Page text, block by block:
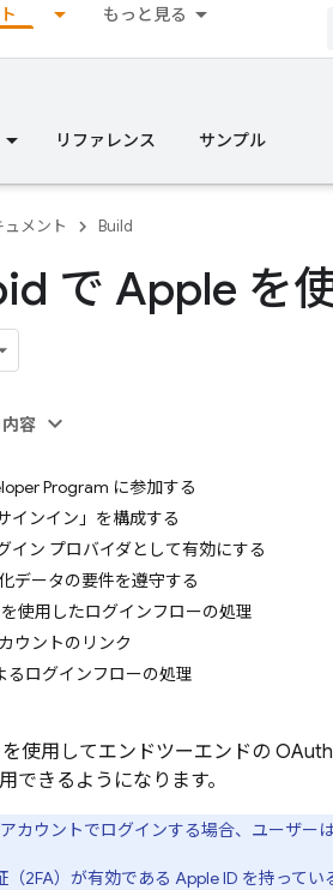
もっと見る
リファレンス サンプル
ュメント Build
で Apple を
内容
Program に参加する
インイン」を構成する
イン プロバイダとして有効にする
データの要件を遵守する
を使用したログインフローの処理
ウントのリンク
るログインフローの処理
を使用してエンドツーエンドの
できるようになります。
カウントでログインする場合、ユーザー
（2FA）が有効である Apple ID を持ってい